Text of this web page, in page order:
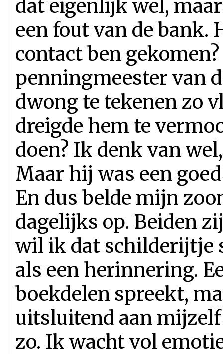
dat eigenlijk wel,
een fout van de bank.
contact ben
penningmeester van
dwong te tekenen zo
dreigde hem te
doen? Ik denk van
Maar hij was een
En dus belde mijn
dagelijks op. Beiden
wil ik dat schilderijtje
als een herinnering.
boekdelen spreekt,
uitsluitend aan
zo. Ik wacht vol